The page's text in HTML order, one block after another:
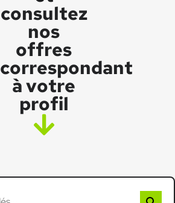
consultez
nos
offres
correspondant
à votre
profil